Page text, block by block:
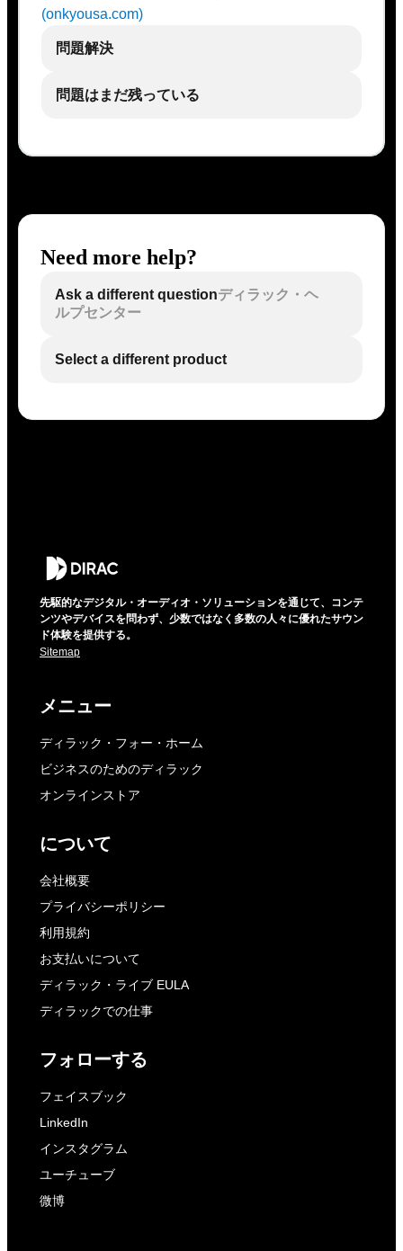
(onkyousa.com)
問題解決
問題はまだ残っている
Need more help?
Ask a different questionディラック・ヘ
ルプセンター
Select a different product
先駆的なデジタル・オーディオ・ソリューションを通じて、コンテ
ンツやデバイスを問わず、少数ではなく多数の人々に優れたサウン
ド体験を提供する。
Sitemap
メニュー
ディラック・フォー・ホーム
ビジネスのためのディラック
オンラインストア
について
会社概要
プライバシーポリシー
利用規約
お支払いについて
ディラック・ライブ EULA
ディラックでの仕事
フォローする
フェイスブック
LinkedIn
インスタグラム
ユーチューブ
微博